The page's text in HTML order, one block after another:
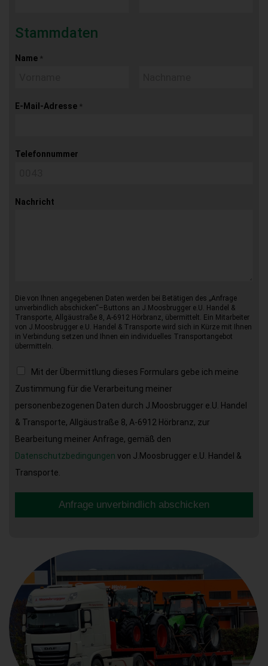
Stammdaten
Name *
E-Mail-Adresse *
Telefonnummer
Nachricht
Die von Ihnen angegebenen Daten werden bei Betätigen des „Anfrage
unverbindlich abschicken“–Buttons an J.Moosbrugger e.U. Handel &
Transporte, Allgäustraße 8, A-6912 Hörbranz, übermittelt. Ein Mitarbeiter
von J.Moosbrugger e.U. Handel & Transporte wird sich in Kürze mit Ihnen
in Verbindung setzen und Ihnen ein individuelles Transportangebot
übermitteln.
Mit der Übermittlung dieses Formulars gebe ich meine
Zustimmung für die Verarbeitung meiner
personenbezogenen Daten durch J.Moosbrugger e.U. Handel
& Transporte, Allgäustraße 8, A-6912 Hörbranz, zur
Bearbeitung meiner Anfrage, gemäß den
Datenschutzbedingungen von J.Moosbrugger e.U. Handel &
Transporte.
Anfrage unverbindlich abschicken